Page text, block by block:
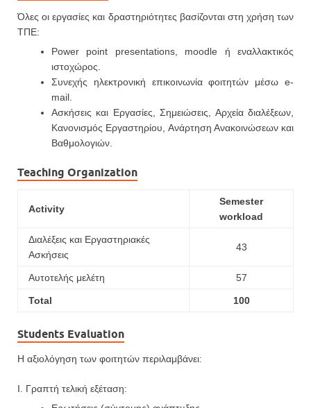
Όλες οι εργασίες και δραστηριότητες βασίζονται στη χρήση των
ΤΠΕ:
Power point presentations, moodle ή εναλλακτικός
ιστοχώρος.
Συνεχής ηλεκτρονική επικοινωνία φοιτητών μέσω e-
mail.
Ασκήσεις και Εργασίες, Σημειώσεις, Αρχεία διαλέξεων,
Κανονισμός Εργαστηρίου, Ανάρτηση Ανακοινώσεων και
Βαθμολογιών.
Teaching Organization
Activity
Semester
workload
Διαλέξεις και Εργαστηριακές
Ασκήσεις
43
Αυτοτελής μελέτη 57
Total 100
Students Evaluation
Η αξιολόγηση των φοιτητών περιλαμβάνει:
Ι. Γραπτή τελική εξέταση: